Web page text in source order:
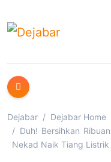
Dejabar Dejabar Home
Duh! Bersihkan
Nekad Naik Tiang Listrik